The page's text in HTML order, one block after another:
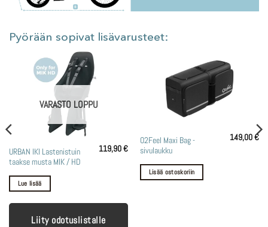
Pyörään sopivat lisävarusteet:
VARASTO LOPPU
URBAN IKI Lastenistuin
taakse musta MIK / HD
119,90€
Lue lisää
Liity odotuslistalle
O2Feel Maxi Bag -
sivulaukku
149,00€
Lisää ostoskoriin